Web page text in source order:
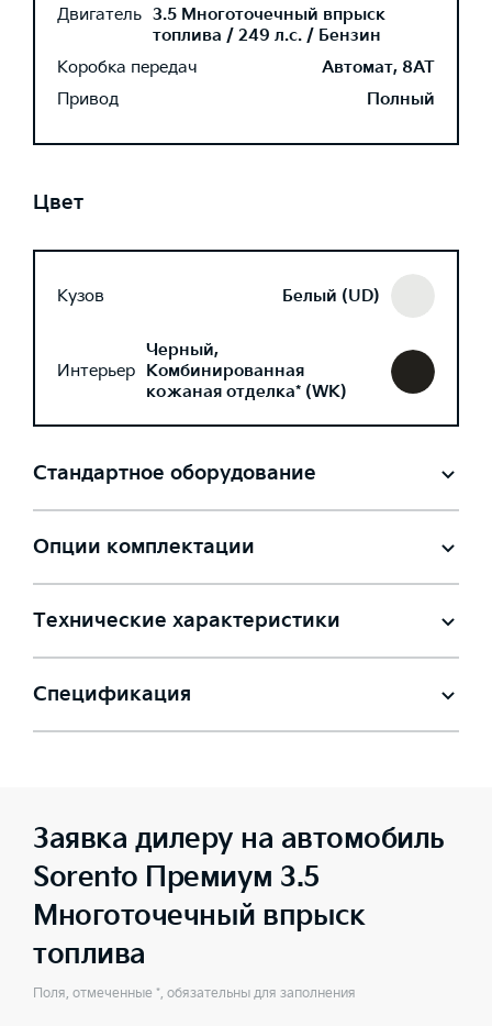
Двигатель 3.5 Многоточечный впрыск
топлива / 249 л.с. / Бензин
Коробка передач
Автомат, 8AT
Привод
Полный
Цвет
Кузов Белый (UD)
Интерьер
Черный,
Комбинированная
кожаная отделка* (WK)
Стандартное оборудование
Опции комплектации
Технические характеристики
Спецификация
Заявка дилеру на автомобиль
Sorento Премиум 3.5
Многоточечный впрыск
топлива
Поля, отмеченные *, обязательны для заполнения